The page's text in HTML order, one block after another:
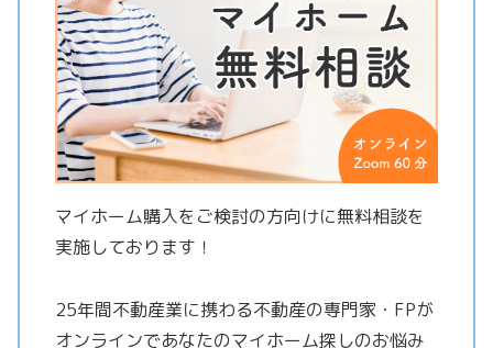
マイホーム購入をご検討の方向けに無料相談を
実施しております！
25年間不動産業に携わる不動産の専門家・FPが
オンラインであなたのマイホーム探しのお悩み